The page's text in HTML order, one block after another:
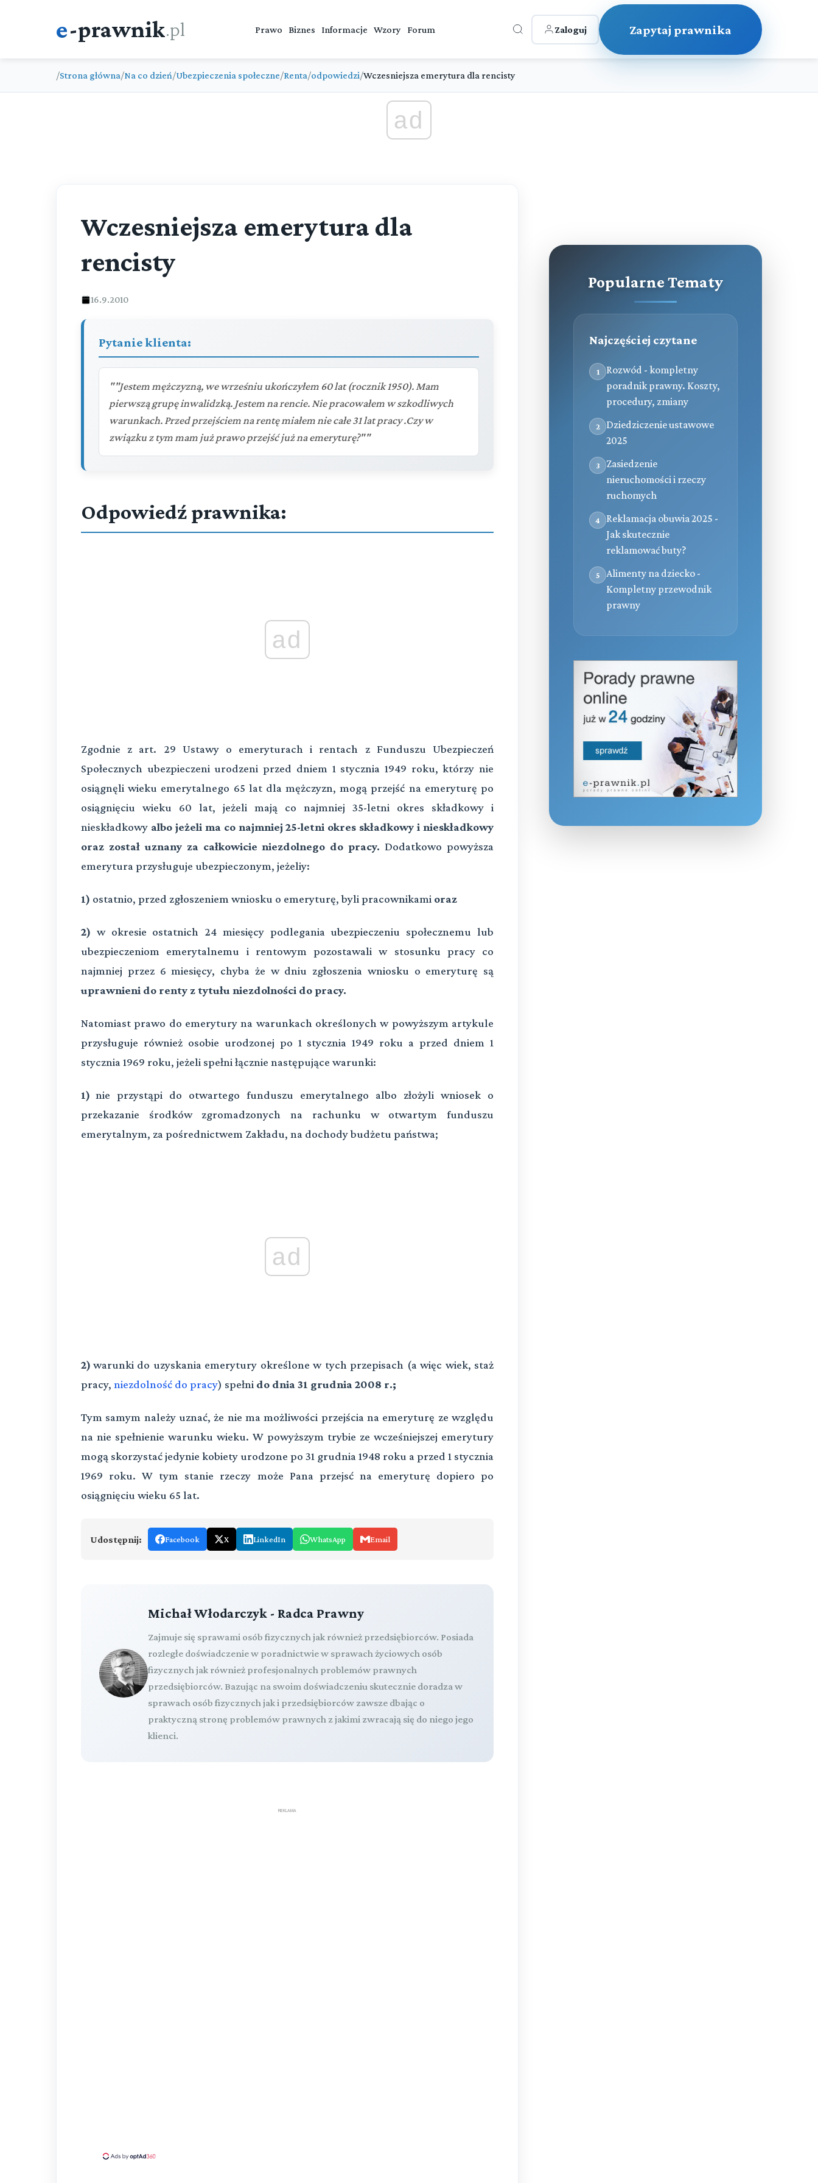
e-prawnik.pl Prawo Biznes Informacje Wzory Forum Zaloguj Zapytaj prawnika
/Strona główna/Na co dzień/Ubezpieczenia społeczne/Renta/odpowiedzi/Wczesniejsza emerytura dla rencisty
ad
Wczesniejsza emerytura dla
rencisty
16.9.2010
Pytanie klienta:
""Jestem mężczyzną, we wrześniu ukończyłem 60 lat (rocznik 1950). Mam
pierwszą grupę inwalidzką. Jestem na rencie. Nie pracowałem w szkodliwych
warunkach. Przed przejściem na rentę miałem nie całe 31 lat pracy .Czy w
związku z tym mam już prawo przejść już na emeryturę?""
Odpowiedź prawnika:
ad
Zgodnie z art. 29 Ustawy o emeryturach i rentach z Funduszu Ubezpieczeń
Społecznych ubezpieczeni urodzeni przed dniem 1 stycznia 1949 roku, którzy nie
osiągnęli wieku emerytalnego 65 lat dla mężczyzn, mogą przejść na emeryturę po
osiągnięciu wieku 60 lat, jeżeli mają co najmniej 35-letni okres składkowy i
nieskładkowy albo jeżeli ma co najmniej 25-letni okres składkowy i nieskładkowy
oraz został uznany za całkowicie niezdolnego do pracy.Dodatkowo powyższa
emerytura przysługuje ubezpieczonym, jeżeliy:
1) ostatnio, przed zgłoszeniem wniosku o emeryturę, byli pracownikami oraz
2) w okresie ostatnich 24 miesięcy podlegania ubezpieczeniu społecznemu lub
ubezpieczeniom emerytalnemu i rentowym pozostawali w stosunku pracy co
najmniej przez 6 miesięcy, chyba że w dniu zgłoszenia wniosku o emeryturę są
uprawnieni do renty z tytułu niezdolności do pracy.
Natomiast prawo do emerytury na warunkach określonych w powyższym artykule
przysługuje również osobie urodzonej po 1 stycznia 1949 roku a przed dniem 1
stycznia 1969 roku, jeżeli spełni łącznie następujące warunki:
1) nie przystąpi do otwartego funduszu emerytalnego albo złożyli wniosek o
przekazanie środków zgromadzonych na rachunku w otwartym funduszu
emerytalnym, za pośrednictwem Zakładu, na dochody budżetu państwa;
ad
2) warunki do uzyskania emerytury określone w tych przepisach (a więc wiek, staż
pracy, niezdolność do pracy) spełni do dnia 31 grudnia 2008 r.;
Tym samym należy uznać, że nie ma możliwości przejścia na emeryturę ze względu
na nie spełnienie warunku wieku. W powyższym trybie ze wcześniejszej emerytury
mogą skorzystać jedynie kobiety urodzone po 31 grudnia 1948 roku a przed 1 stycznia
1969 roku. W tym stanie rzeczy może Pana przejsć na emeryturę dopiero po
osiągnięciu wieku 65 lat.
Udostępnij: Facebook X LinkedIn WhatsApp Email
Michał Włodarczyk - Radca Prawny
Zajmuje się sprawami osób fizycznych jak również przedsiębiorców. Posiada
rozległe doświadczenie w poradnictwie w sprawach życiowych osób
fizycznych jak również profesjonalnych problemów prawnych
przedsiębiorców. Bazując na swoim doświadczeniu skutecznie doradza w
sprawach osób fizycznych jak i przedsiębiorców zawsze dbając o
praktyczną stronę problemów prawnych z jakimi zwracają się do niego jego
klienci.
REKLAMA
Popularne Tematy
Najczęściej czytane
1
Rozwód - kompletny
poradnik prawny. Koszty,
procedury, zmiany
2
Dziedziczenie ustawowe
2025
3
Zasiedzenie
nieruchomości i rzeczy
ruchomych
4
Reklamacja obuwia 2025 -
Jak skutecznie
reklamować buty?
5
Alimenty na dziecko -
Kompletny przewodnik
prawny